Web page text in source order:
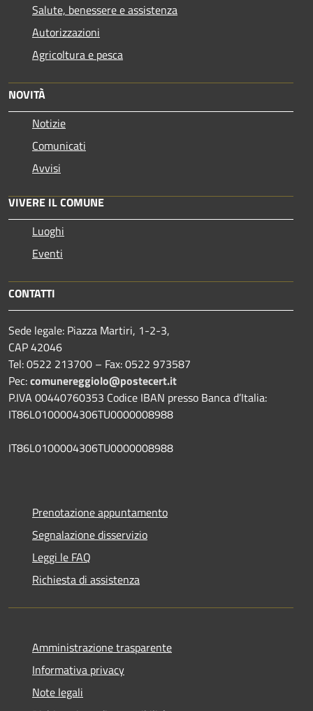
Salute, benessere e assistenza
Autorizzazioni
Agricoltura e pesca
NOVITÀ
Notizie
Comunicati
Avvisi
VIVERE IL COMUNE
Luoghi
Eventi
CONTATTI
Sede legale: Piazza Martiri, 1-2-3,
CAP 42046
Tel: 0522 213700 – Fax: 0522 973587
Pec:comunereggiolo@postecert.it
P.IVA 00440760353 Codice IBAN presso Banca d’Italia:
IT86L0100004306TU0000008988
IT86L0100004306TU0000008988
Prenotazione appuntamento
Segnalazione disservizio
Leggi le FAQ
Richiesta di assistenza
Amministrazione trasparente
Informativa privacy
Note legali